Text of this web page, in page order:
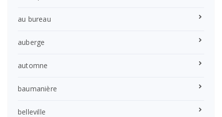
au bureau
auberge
automne
baumanière
belleville